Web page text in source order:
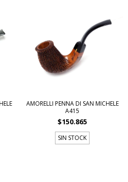
AMORELLI PENNA DI SAN MICHELE
A415
$150.865
SIN STOCK